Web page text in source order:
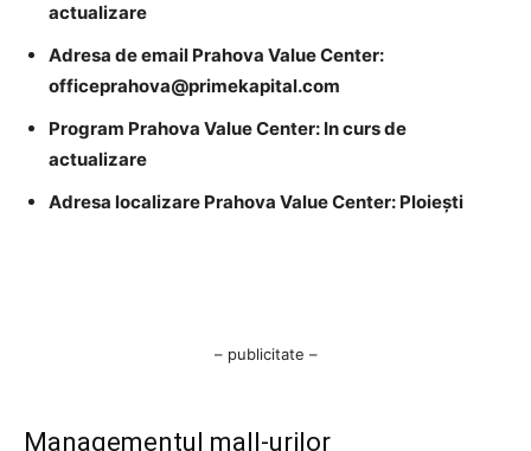
actualizare
Adresa de email Prahova Value Center:
officeprahova@primekapital.com
Program Prahova Value Center: In curs de
actualizare
Adresa localizare Prahova Value Center: Ploiești
– publicitate –
Managementul mall-urilor